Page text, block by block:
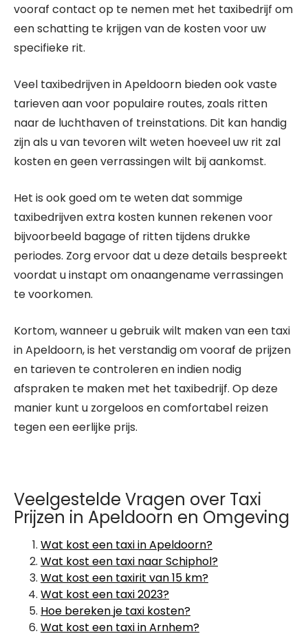
vooraf contact op te nemen met het taxibedrijf om
een schatting te krijgen van de kosten voor uw
specifieke rit.
Veel taxibedrijven in Apeldoorn bieden ook vaste
tarieven aan voor populaire routes, zoals ritten
naar de luchthaven of treinstations. Dit kan handig
zijn als u van tevoren wilt weten hoeveel uw rit zal
kosten en geen verrassingen wilt bij aankomst.
Het is ook goed om te weten dat sommige
taxibedrijven extra kosten kunnen rekenen voor
bijvoorbeeld bagage of ritten tijdens drukke
periodes. Zorg ervoor dat u deze details bespreekt
voordat u instapt om onaangename verrassingen
te voorkomen.
Kortom, wanneer u gebruik wilt maken van een taxi
in Apeldoorn, is het verstandig om vooraf de prijzen
en tarieven te controleren en indien nodig
afspraken te maken met het taxibedrijf. Op deze
manier kunt u zorgeloos en comfortabel reizen
tegen een eerlijke prijs.
Veelgestelde Vragen over Taxi
Prijzen in Apeldoorn en Omgeving
Wat kost een taxi in Apeldoorn?
Wat kost een taxi naar Schiphol?
Wat kost een taxirit van 15 km?
Wat kost een taxi 2023?
Hoe bereken je taxi kosten?
Wat kost een taxi in Arnhem?